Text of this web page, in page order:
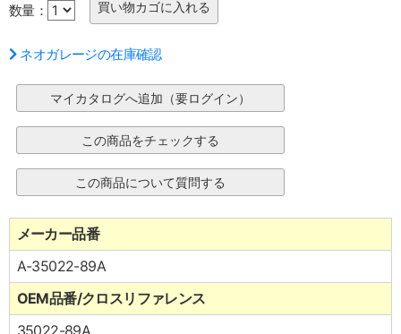
数量：
ネオガレージの在庫確認
メーカー品番
A-35022-89A
OEM品番/クロスリファレンス